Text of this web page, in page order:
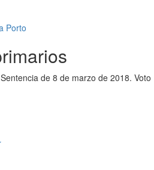
Porto
de 8 de marzo de 2018. Voto